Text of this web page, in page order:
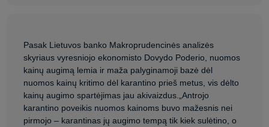
Pasak Lietuvos banko Makroprudencinės analizės
skyriaus vyresniojo ekonomisto Dovydo Poderio, nuomos
kainų augimą lemia ir maža palyginamoji bazė dėl
nuomos kainų kritimo dėl karantino prieš metus, vis dėlto
kainų augimo spartėjimas jau akivaizdus.„Antrojo
karantino poveikis nuomos kainoms buvo mažesnis nei
pirmojo – karantinas jų augimo tempą tik kiek sulėtino, o